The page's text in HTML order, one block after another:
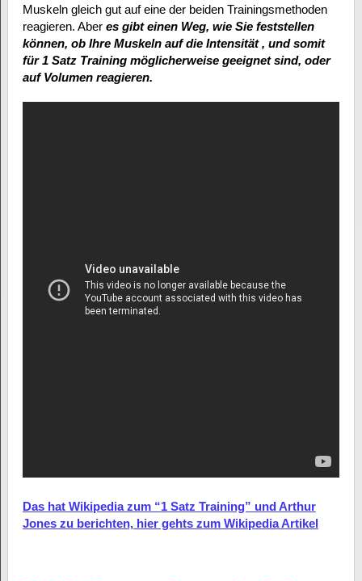
Muskeln gleich gut auf eine der beiden Trainingsmethoden
reagieren. Aber es gibt einen Weg, wie Sie feststellen
können, ob Ihre Muskeln auf die Intensität , und somit
für 1 Satz Training möglicherweise geeignet sind, oder
auf Volumen reagieren.
Das hat Wikipedia zum “1 Satz Training” und Arthur
Jones zu berichten, hier gehts zum Wikipedia Artikel